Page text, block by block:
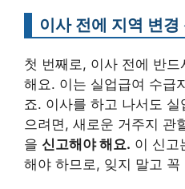
이사 전에 지역 변경
첫 번째로, 이사 전에 반드
해요. 이는 실업급여 수급
죠. 이사를 하고 나서도
으려면, 새로운 거주지 관
을 신고해야 해요. 이 신고
해야 하므로, 잊지 말고